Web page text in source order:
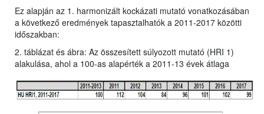
Ez alapján az 1. harmonizált kockázati mutató vonatkozásában
a következő eredmények tapasztalhatók a 2011-2017 közötti
időszakban:
2. táblázat és ábra: Az összesített súlyozott mutató (HRI 1)
alakulása, ahol a 100-as alapérték a 2011-13 évek átlaga